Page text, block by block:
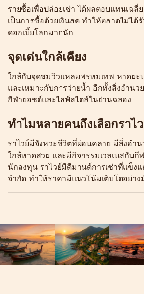
รายซื้อเพื่อปล่อยเช่า ได้ผลตอบแทนเฉลี่
เป็นการซื้อด้วยเงินสด ทำให้ตลาดไม่ได้
ดอกเบี้ยโลกมากนัก
จุดเด่นใกล้เคียง
ใกล้กับจุดชมวิวแหลมพรหมเทพ หาดยะ
และเหมาะกับการว่ายน้ำ อีกทั้งสิ่งอำน
กีฬายอชต์และไลฟ์สไตล์ในย่านฉลอง
ทำไมหลายคนถึงเลือกราไ
ราไวย์มีจังหวะชีวิตที่ผ่อนคลาย มีสิ่งอำ
ใกล้หาดสวย และมีกิจกรรมเวลเนสกับกี
นักลงทุน ราไวย์มีดีมานด์การเช่าที่แข็ง
จำกัด ทำให้ราคามีแนวโน้มเติบโตอย่าง